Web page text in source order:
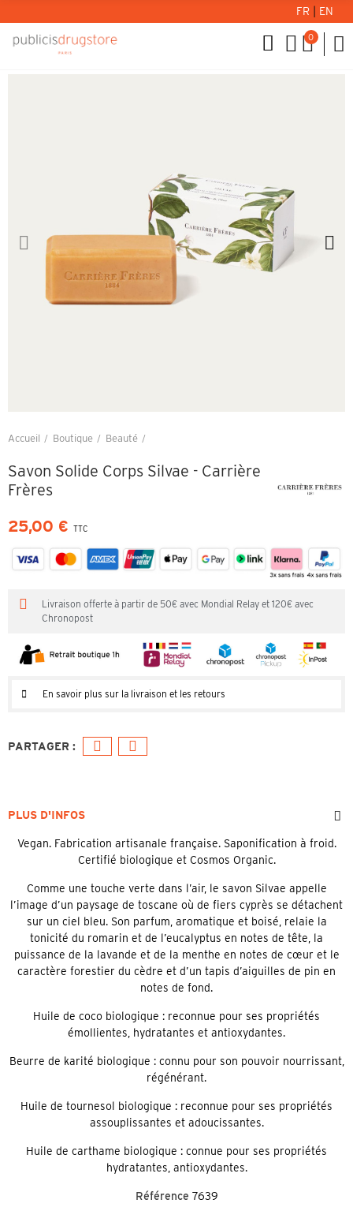
FR EN
0
Accueil Boutique Beauté
Savon Solide Corps Silvae - Carrière
Frères
25,00 € TTC
Livraison offerte à partir de 50€ avec Mondial Relay et 120€ avec
Chronopost
En savoir plus sur la livraison et les retours
PLUS D'INFOS
Vegan. Fabrication artisanale française. Saponification à froid.
Certifié biologique et Cosmos Organic.
Comme une touche verte dans l’air, le savon Silvae appelle
l’image d’un paysage de toscane où de fiers cyprès se détachent
sur un ciel bleu. Son parfum, aromatique et boisé, relaie la
tonicité du romarin et de l’eucalyptus en notes de tête, la
puissance de la lavande et de la menthe en notes de cœur et le
caractère forestier du cèdre et d’un tapis d’aiguilles de pin en
notes de fond.
Huile de coco biologique : reconnue pour ses propriétés
émollientes, hydratantes et antioxydantes.
Beurre de karité biologique : connu pour son pouvoir nourrissant,
régénérant.
Huile de tournesol biologique : reconnue pour ses propriétés
assouplissantes et adoucissantes.
Huile de carthame biologique : connue pour ses propriétés
hydratantes, antioxydantes.
Référence 7639